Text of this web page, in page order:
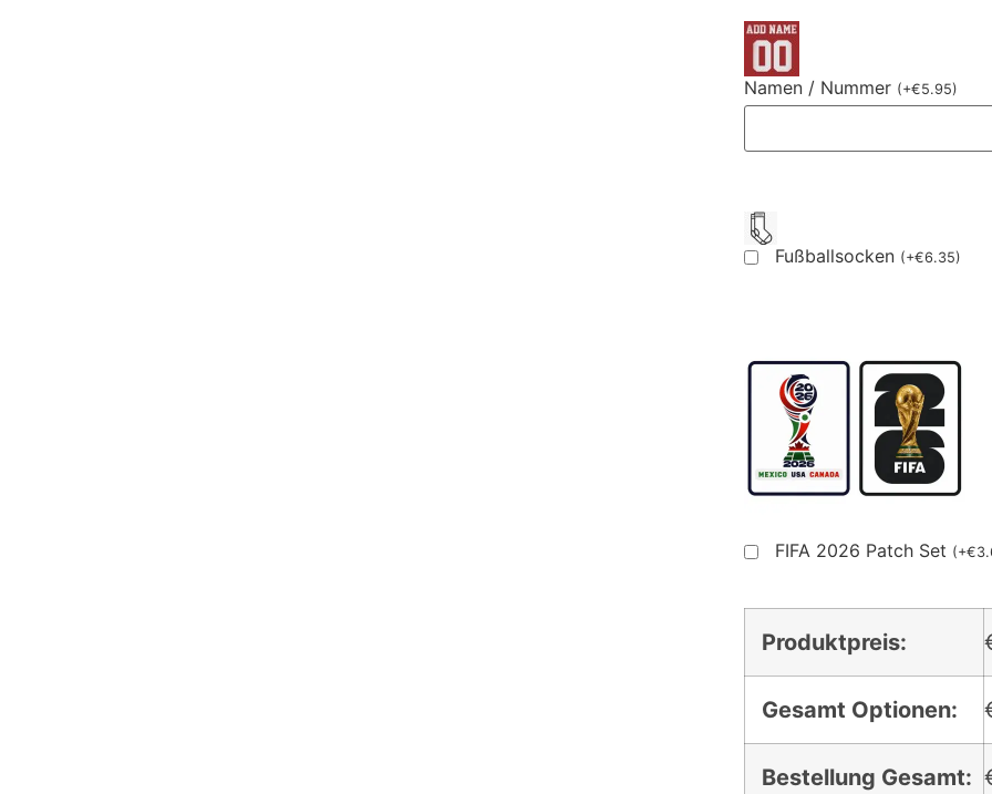
Namen / Nummer (+€5.95)
Fußballsocken (+€6.35)
FIFA 2026 Patch Set (+€
Produktpreis:
Gesamt Optionen:
Bestellung Gesamt: